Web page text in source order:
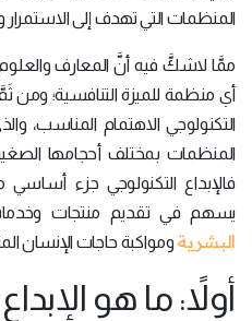
المنظمات التي تهدف إلى الاستمرار
ممَّا لاشكَّ فيه أنَّ المعارف
أي منظمة للميزة التنافسية؛ ومن
التكنولوجي الاهتمام المناسب،
المنظمات بمختلف أحجامها
فالإبداع التكنولوجي جزء أساسي
يسهم في تقديم منتجات
البشرية ومواكبة حاجات الإنسان
أولاً: ما هو